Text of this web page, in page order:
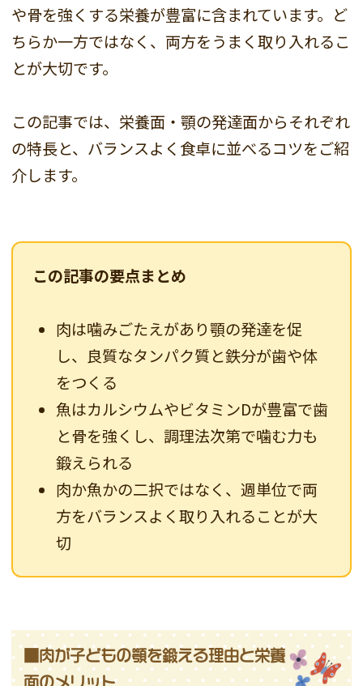
や骨を強くする栄養が豊富に含まれています。ど
ちらか一方ではなく、両方をうまく取り入れるこ
とが大切です。
この記事では、栄養面・顎の発達面からそれぞれ
の特長と、バランスよく食卓に並べるコツをご紹
介します。
この記事の要点まとめ
肉は噛みごたえがあり顎の発達を促
し、良質なタンパク質と鉄分が歯や体
をつくる
魚はカルシウムやビタミンDが豊富で歯
と骨を強くし、調理法次第で噛む力も
鍛えられる
肉か魚かの二択ではなく、週単位で両
方をバランスよく取り入れることが大
切
■肉が子どもの顎を鍛える理由と栄養
面のメリット